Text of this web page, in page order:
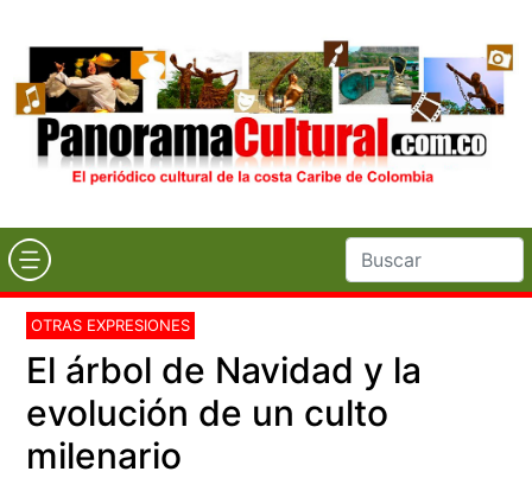
OTRAS EXPRESIONES
El árbol de Navidad y la
evolución de un culto
milenario